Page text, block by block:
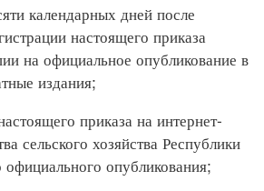
календарных дней после
настоящего приказа
на официальное опубликование в
издания;
приказа на интернет-
сельского хозяйства Республики
официального опубликования;